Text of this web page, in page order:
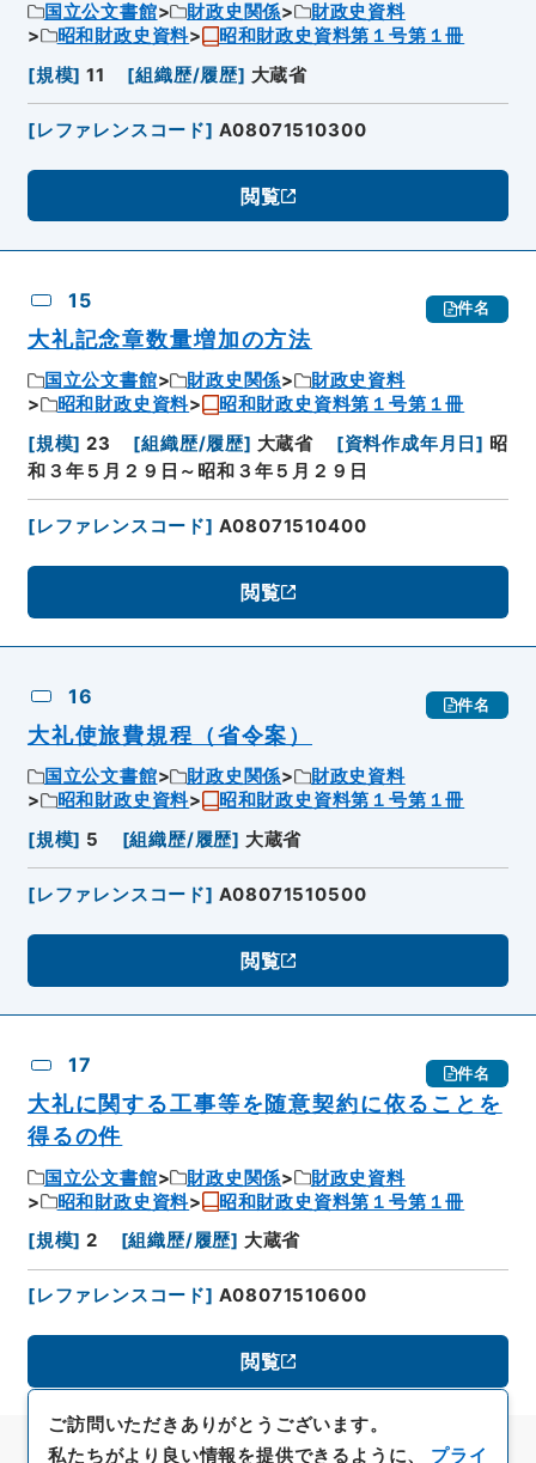
国立公文書館 財政史関係
財政史資料
昭和財政史資料
昭和財政史資料第１号第１冊
[規模] 11 [組織歴/履歴] 大蔵省
[レファレンスコード] A08071510300
閲覧
15 件名
大礼記念章数量増加の方法
国立公文書館 財政史関係
財政史資料
昭和財政史資料
昭和財政史資料第１号第１冊
[規模] 23 [組織歴/履歴] 大蔵省 [資料作成年月日] 昭
和３年５月２９日～昭和３年５月２９日
[レファレンスコード] A08071510400
閲覧
16 件名
大礼使旅費規程（省令案）
国立公文書館 財政史関係
財政史資料
昭和財政史資料
昭和財政史資料第１号第１冊
[規模] 5 [組織歴/履歴] 大蔵省
[レファレンスコード] A08071510500
閲覧
17 件名
大礼に関する工事等を随意契約に依ることを
得るの件
国立公文書館 財政史関係
財政史資料
昭和財政史資料
昭和財政史資料第１号第１冊
[規模] 2 [組織歴/履歴] 大蔵省
[レファレンスコード] A08071510600
閲覧
ご訪問いただきありがとうございます。
私たちがより良い情報を提供できるように、 プライ